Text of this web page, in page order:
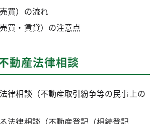
買）の流れ
買・賃貸）の注意点
動産法律相談
律相談（不動産取引紛争等の民事上の
法律相談（不動産登記（相続登記